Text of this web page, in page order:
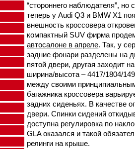
“стороннего наблюдателя”,
теперь у Audi Q3 и BMW X1
внешность кроссовера
компактный SUV фирма
автосалоне в апреле. Так, у
задние фонари разделены на
пятой двери, другая заходит
ширина/высота – 4417/1804/
между своими
багажника кроссовера
задних сиденьях. В качестве
двери. Спинки сидений
доступна регулировка по
GLA оказался и такой
релинги на крыше.